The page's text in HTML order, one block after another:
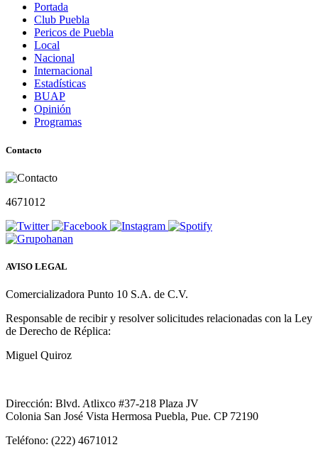
Portada
Club Puebla
Pericos de Puebla
Local
Nacional
Internacional
Estadísticas
BUAP
Opinión
Programas
Contacto
4671012
AVISO LEGAL
Comercializadora Punto 10 S.A. de C.V.
Responsable de recibir y resolver solicitudes relacionadas con la Ley
de Derecho de Réplica:
Miguel Quiroz
Dirección: Blvd. Atlixco #37-218 Plaza JV
Colonia San José Vista Hermosa Puebla, Pue. CP 72190
Teléfono: (222) 4671012